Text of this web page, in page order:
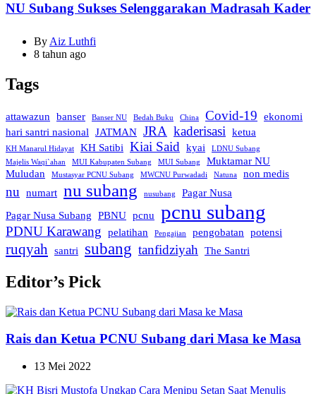
NU Subang Sukses Selenggarakan Madrasah Kader
By Aiz Luthfi
8 tahun ago
Tags
attawazun banser Banser NU Bedah Buku China Covid-19 ekonomi
hari santri nasional JATMAN JRA kaderisasi ketua
KH Manarul Hidayat KH Satibi Kiai Said kyai
LDNU Subang
Majelis Waqi`ahan
MUI Kabupaten Subang MUI Subang
Muktamar NU
Muludan
Mustasyar PCNU Subang MWCNU Purwadadi Natuna non medis
nu numart nu subang nusubang
Pagar Nusa
Pagar Nusa Subang PBNU pcnu pcnu subang
PDNU Karawang pelatihan Pengajian pengobatan potensi
ruqyah santri subang tanfidziyah The Santri
Editor’s Pick
Rais dan Ketua PCNU Subang dari Masa ke Masa
13 Mei 2022